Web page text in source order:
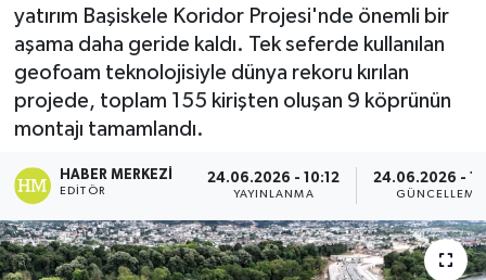
yatırım Başiskele Koridor Projesi'nde önemli bir
aşama daha geride kaldı. Tek seferde kullanılan
geofoam teknolojisiyle dünya rekoru kırılan
projede, toplam 155 kirişten oluşan 9 köprünün
montajı tamamlandı.
HABER MERKEZI
EDITÖR
24.06.2026 - 10:12
YAYINLANMA
24.06.2026 -
GÜNCELLEME